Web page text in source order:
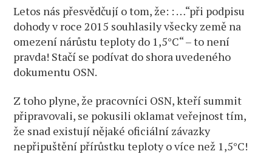
Letos nás přesvědčují o tom, že: : …“při podpisu
dohody v roce 2015 souhlasily všecky země na
omezení nárůstu teploty do 1,5°C“ – to není
pravda! Stačí se podívat do shora uvedeného
dokumentu OSN.
Z toho plyne, že pracovníci OSN, kteří summit
připravovali, se pokusili oklamat veřejnost tím,
že snad existují nějaké oficiální závazky
nepřipuštění přírůstku teploty o více než 1,5°C!